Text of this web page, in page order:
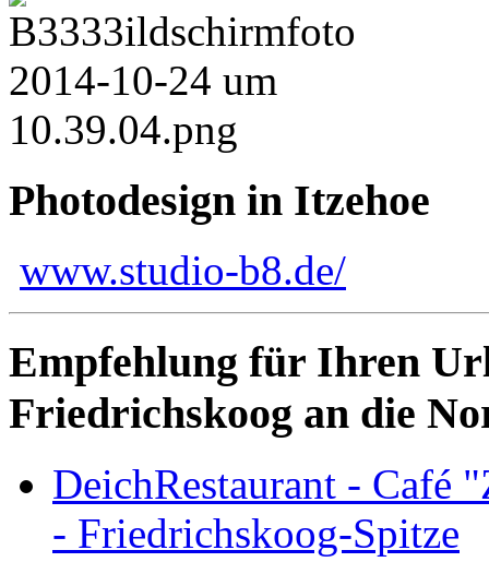
Photodesign in Itzehoe
www.studio-b8.de/
Empfehlung für Ihren
Friedrichskoog an die
DeichRestaurant - Café
- Friedrichskoog-Spitze